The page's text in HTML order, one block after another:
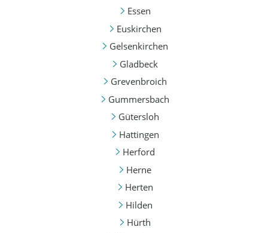
Essen
Euskirchen
Gelsenkirchen
Gladbeck
Grevenbroich
Gummersbach
Gütersloh
Hattingen
Herford
Herne
Herten
Hilden
Hürth